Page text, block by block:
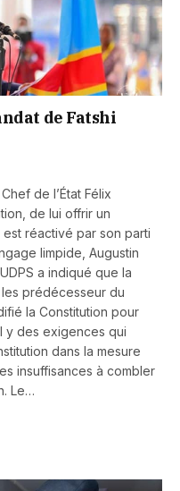
de Fatshi
de l’État Félix
de lui offrir un
réactivé par son parti
limpide, Augustin
a indiqué que la
prédécesseur du
la Constitution pour
y des exigences qui
dans la mesure
insuffisances à combler
Le…